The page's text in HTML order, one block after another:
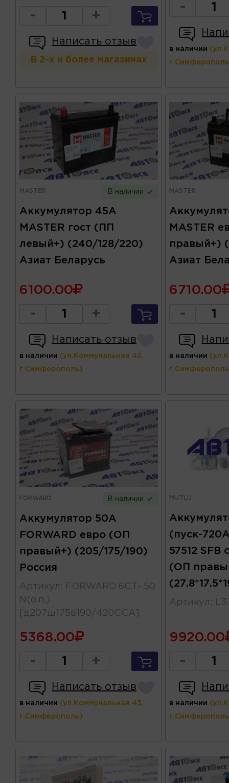
- +
Написать отзыв
В 2-х и более магазинах
-
в наличии
MASTER В наличии
Аккумулятор 45А
MASTER гост (ПП
левый+) (240/128/220)
Азиат Беларусь
6100.00
- +
Написать отзыв
в наличии (ул.Коммунальная 43,
г.Симферополь)
MASTER
MASTER
правый+)
Азиат
6710.00
-
в наличии
FORWARD В наличии
Аккумулятор 50А
FORWARD евро (ОП
правый+) (205/175/190)
Россия
Артикул :
FORWARD 6СТ- 50
N(о.п.)
[д207ш175в190/420CCA]
5368.00
- +
Написать отзыв
в наличии (ул.Коммунальная 43,
г.Симферополь)
MUTLU
(пуск-
57512 SFB
(ОП
Артикул :
9920.00
-
в наличии